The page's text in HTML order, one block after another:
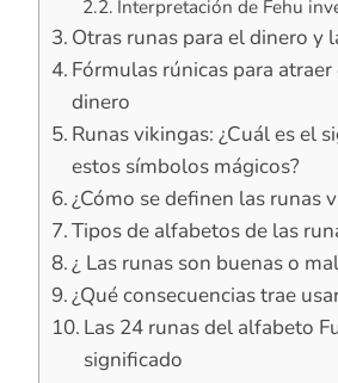
Interpretación de Fehu
Otras runas para el dinero y
Fórmulas rúnicas para
dinero
Runas vikingas: ¿Cuál es el
estos símbolos mágicos?
¿Cómo se definen las runas
Tipos de alfabetos de las
¿ Las runas son buenas o
¿Qué consecuencias trae
Las 24 runas del alfabeto
significado